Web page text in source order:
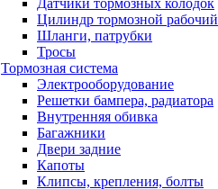
Датчики тормозных колодок
Цилиндр тормозной рабочий
Шланги, патрубки
Тросы
Тормозная система
Электрооборудование
Решетки бампера, радиатора
Внутренняя обивка
Багажники
Двери задние
Капоты
Клипсы, крепления, болты